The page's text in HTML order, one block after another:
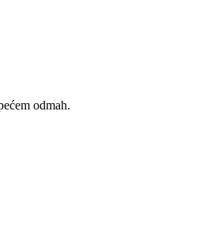
odmah.